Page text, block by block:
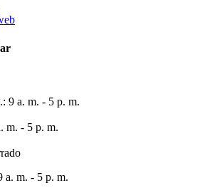
9 a. m. - 5 p. m.
m. - 5 p. m.
a. m. - 5 p. m.